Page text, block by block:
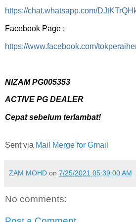
https://chat.whatsapp.com/
Facebook Page :
https://www.facebook.com/
NIZAM PG005353
ACTIVE PG DEALER
Cepat sebelum terlambat!
Sent via Mail Merge for Gmail
ZAM MOHD on 7/25/2021 05:39:00 AM
No comments: